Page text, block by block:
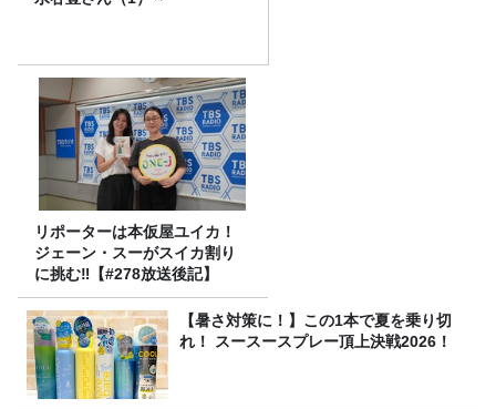
リポーターは本仮屋ユイカ！
ジェーン・スーがスイカ割り
に挑む‼【#278放送後記】
【暑さ対策に！】この1本で夏を乗り切
れ！ スースースプレー頂上決戦2026！